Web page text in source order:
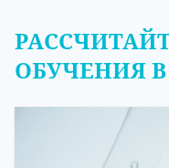
ОБУЧЕНИЯ